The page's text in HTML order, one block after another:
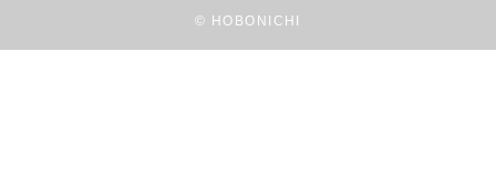
© HOBONICHI